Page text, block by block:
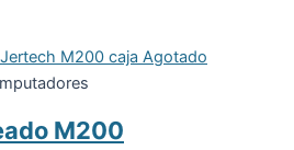
Agotado
M200